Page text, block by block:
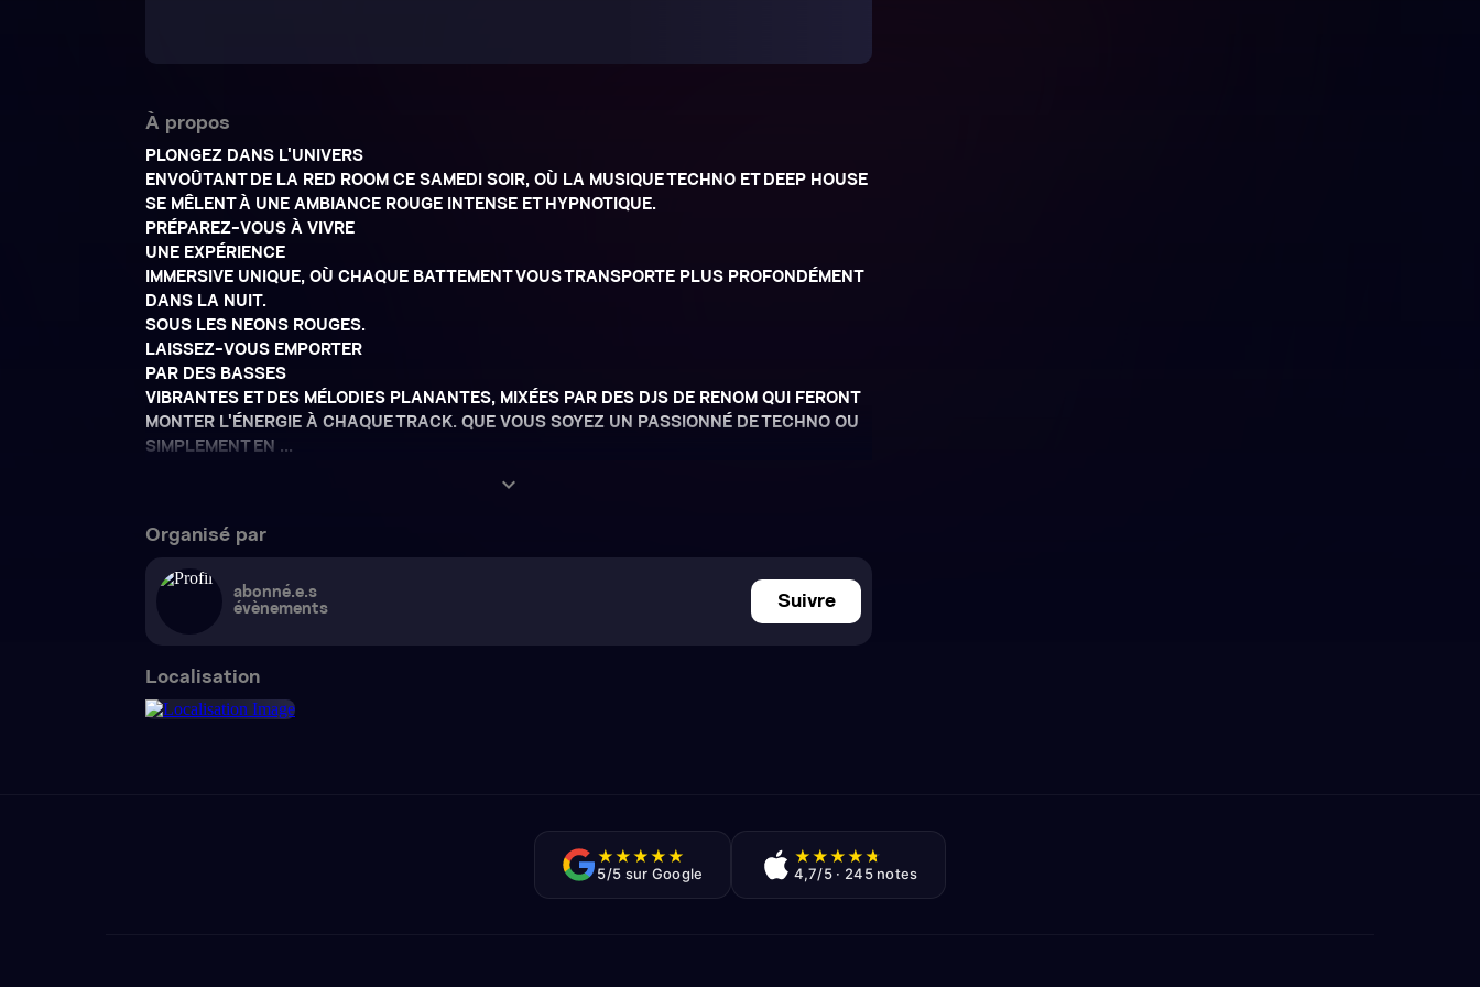
À propos
PLONGEZ DANS L'UNIVERS
ENVOÛTANT DE LA RED ROOM CE SAMEDI SOIR, OÙ LA MUSIQUE TECHNO ET DEEP HOUSE
SE MÊLENT À UNE AMBIANCE ROUGE INTENSE ET HYPNOTIQUE.
PRÉPAREZ-VOUS À VIVRE
UNE EXPÉRIENCE
IMMERSIVE UNIQUE, OÙ CHAQUE BATTEMENT VOUS TRANSPORTE PLUS PROFONDÉMENT
DANS LA NUIT.
SOUS LES NEONS ROUGES.
LAISSEZ-VOUS EMPORTER
PAR DES BASSES
VIBRANTES ET DES MÉLODIES PLANANTES, MIXÉES PAR DES DJS DE RENOM QUI FERONT
MONTER L'ÉNERGIE À CHAQUE TRACK. QUE VOUS SOYEZ UN PASSIONNÉ DE TECHNO OU
SIMPLEMENT EN ...
expand_more
Organisé par
abonné.e.s
évènements
Suivre
Localisation
★★★★★
5/5 sur Google
★★★★★
4,7/5 · 245 notes